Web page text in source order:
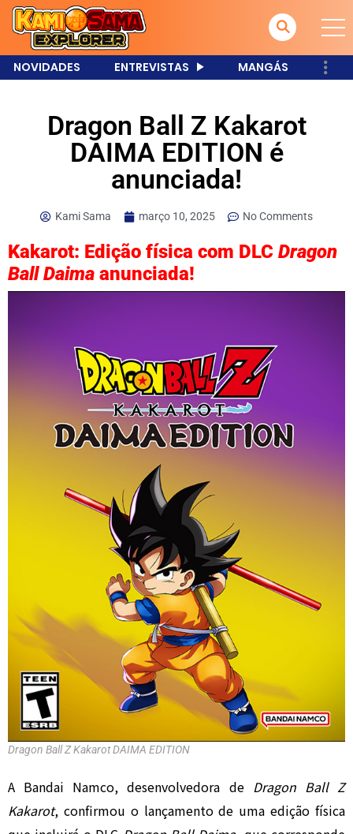
NOVIDADES ENTREVISTAS MANGÁS
Dragon Ball Z Kakarot
DAIMA EDITION é
anunciada!
Kami Sama março 10, 2025 No Comments
Kakarot: Edição física com DLC Dragon
Ball Daima anunciada!
Dragon Ball Z Kakarot DAIMA EDITION
A Bandai Namco, desenvolvedora de Dragon Ball Z
Kakarot, confirmou o lançamento de uma edição física